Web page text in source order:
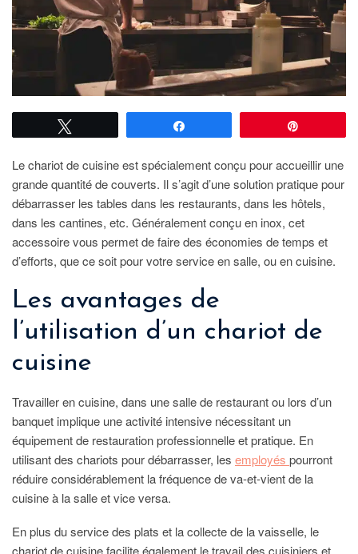
Le chariot de cuisine est spécialement conçu pour accueillir une
grande quantité de couverts. Il s’agit d’une solution pratique pour
débarrasser les tables dans les restaurants, dans les hôtels,
dans les cantines, etc. Généralement conçu en inox, cet
accessoire vous permet de faire des économies de temps et
d’efforts, que ce soit pour votre service en salle, ou en cuisine.
Les avantages de
l’utilisation d’un chariot de
cuisine
Travailler en cuisine, dans une salle de restaurant ou lors d’un
banquet implique une activité intensive nécessitant un
équipement de restauration professionnelle et pratique. En
utilisant des chariots pour débarrasser, les employés pourront
réduire considérablement la fréquence de va-et-vient de la
cuisine à la salle et vice versa.
En plus du service des plats et la collecte de la vaisselle, le
chariot de cuisine facilite également le travail des cuisiniers et